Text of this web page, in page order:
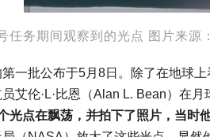
任务期间观察到的光点 图片来
一批公布于5月8日。除了在地球
艾伦·L·比恩（Alan L. Bean）在
光点在飘荡，并拍下了照片，当时